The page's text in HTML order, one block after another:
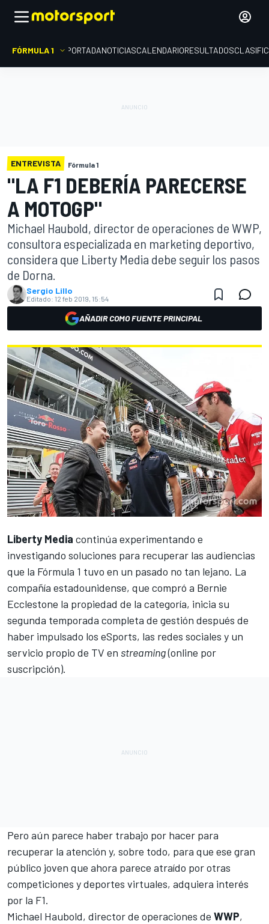
FÓRMULA 1 PORTADANOTICIASCALENDARIORESULTADOS
ENTREVISTA Fórmula 1
"LA F1 DEBERÍA PARECERSE
A MOTOGP"
Michael Haubold, director de operaciones de WWP,
consultora especializada en marketing deportivo,
considera que Liberty Media debe seguir los pasos
de Dorna.
Sergio Lillo
Editado: 12 feb 2019, 15:54
AÑADIR COMO FUENTE PRINCIPAL
Liberty Media continúa experimentando e
investigando soluciones para recuperar las audiencias
que la Fórmula 1 tuvo en un pasado no tan lejano. La
compañía estadounidense, que compró a Bernie
Ecclestone la propiedad de la categoría, inicia su
segunda temporada completa de gestión después de
haber impulsado los eSports, las redes sociales y un
servicio propio de TV en streaming(online por
suscripción).
Pero aún parece haber trabajo por hacer para
recuperar la atención y, sobre todo, para que ese gran
público joven que ahora parece atraído por otras
competiciones y deportes virtuales, adquiera interés
por la F1.
Michael Haubold, director de operaciones de WWP,